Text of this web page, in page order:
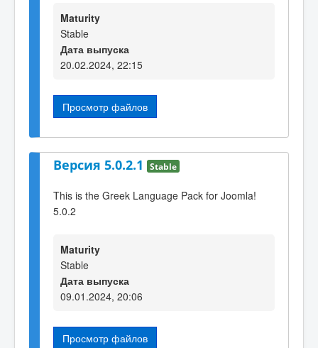
Maturity
Stable
Дата выпуска
20.02.2024, 22:15
Просмотр файлов
Версия 5.0.2.1 Stable
This is the Greek Language Pack for Joomla!
5.0.2
Maturity
Stable
Дата выпуска
09.01.2024, 20:06
Просмотр файлов